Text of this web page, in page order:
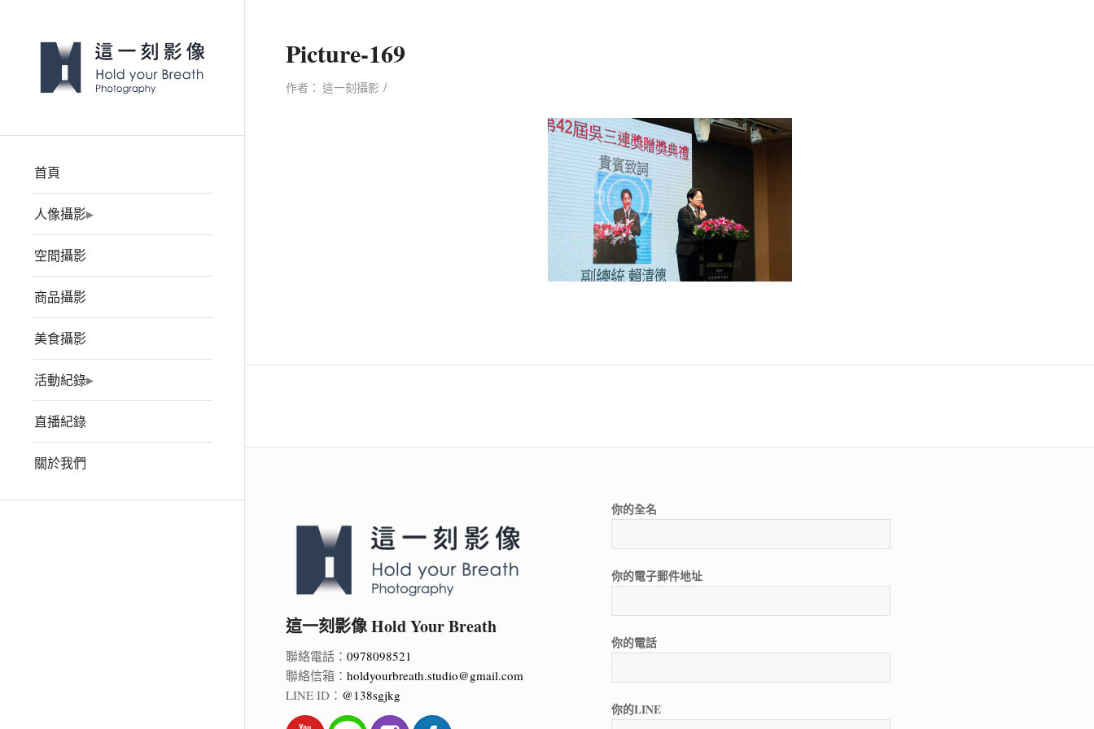
首頁
人像攝影
空間攝影
商品攝影
美食攝影
活動紀錄
直播紀錄
關於我們
Picture-169
作者： 這一刻攝影 /
這一刻影像 Hold Your Breath
聯絡電話： 0978098521
聯絡信箱： holdyourbreath.studio@gmail.com
LINE ID： @138sgjkg
你的全名
你的電子郵件地址
你的電話
你的LINE